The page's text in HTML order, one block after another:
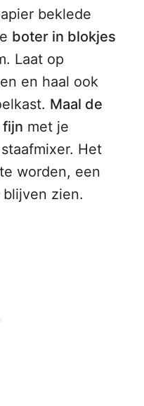
beklede
boter in blokjes
Laat op
en haal ook
Maal de
fijn met je
Het
worden, een
zien.